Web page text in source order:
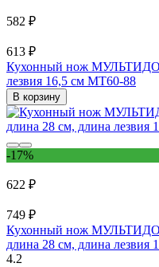
582 ₽
613 ₽
Кухонный нож
лезвия 16,5 см МТ60-88
В корзину
-17%
622 ₽
749 ₽
Кухонный нож
длина 28 см, длина лезвия
4.2